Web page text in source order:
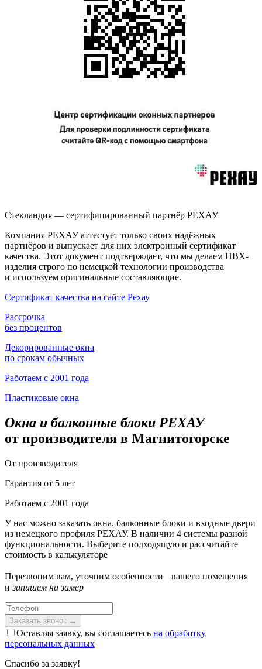
Стекландия — сертифицированный партнёр РЕХАУ
Компания РЕХАУ аттестует только своих надёжных
партнёров и выпускает для них электронный сертификат
качества. Этот документ подтверждает, что мы делаем ПВХ-
изделия строго по немецкой технологии производства
и используем оригинальные составляющие.
Сертификат качества на сайте Рехау
Рассрочка
без процентов
Декорированные окна
по срокам обычных
Работаем с 2001 года
Пластиковые окна
Окна и балконные блоки РЕХАУ
от производителя в Магнитогорске
От производителя
Гарантия от 5 лет
Работаем с 2001 года
У нас можно заказать окна, балконные блоки и входные двери
из немецкого профиля РЕХАУ. В наличии 4 системы разной
функциональности. Выберите подходящую и рассчитайте
стоимость в калькуляторе
Перезвоним вам, уточним особенности вашего помещения
изапишем на замер
Оставляя заявку, вы соглашаетесь на обработку
персональных данных
Спасибо за заявку!